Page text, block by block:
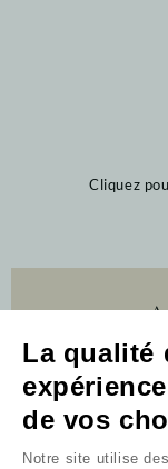
La qualité
de vos
Notre site utilise
Cliquez